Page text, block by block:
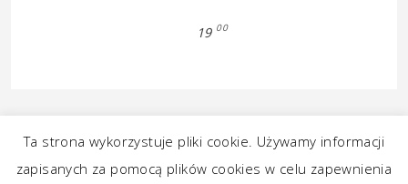
19 00
Ta strona wykorzystuje pliki cookie. Używamy informacji
zapisanych za pomocą plików cookies w celu zapewnienia